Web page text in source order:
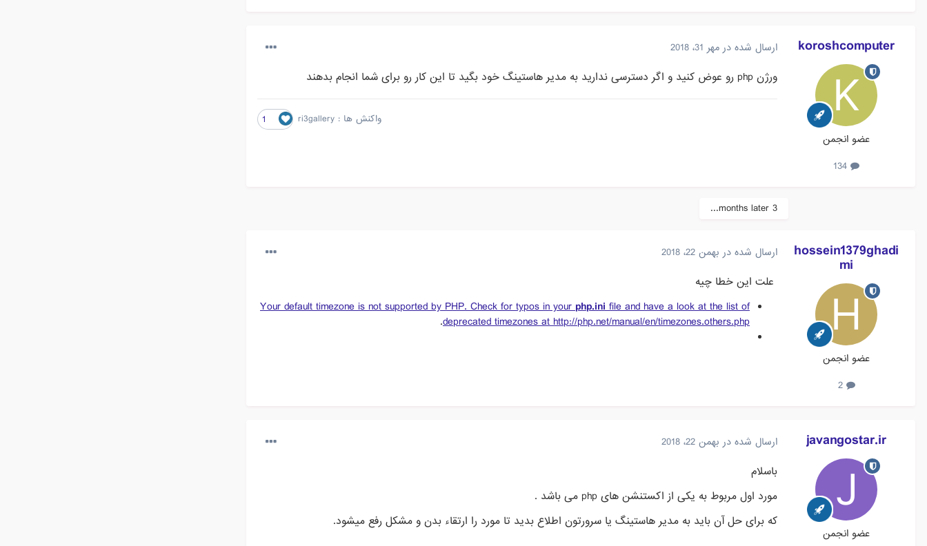
koroshcomputer
عضو انجمن
ارسال شده در مهر 31، 2018
ورژن php رو عوض کنید و اگر دسترسی ندارید به مدیر هاستینگ خود بگید تا این کار رو برای شما انجام بدهند
واکنش ها : ri3gallery
1
3 months later...
hossein1379ghadi
mi
عضو انجمن
2
ارسال شده در بهمن 22، 2018
علت این خطا چیه
Your default timezone is not supported by PHP. Check for typos in yourphp.inifile and have a look at the list of
deprecated timezones athttp://php.net/manual/en/timezones.others.php
.
javangostar.ir
عضو انجمن
ارسال شده در بهمن 22، 2018
باسلام
مورد اول مربوط به یکی از اکستنشن های php می باشد .
که برای حل آن باید به مدیر هاستینگ یا سرورتون اطلاع بدید تا مورد را ارتقاء بدن و مشکل رفع میشود.